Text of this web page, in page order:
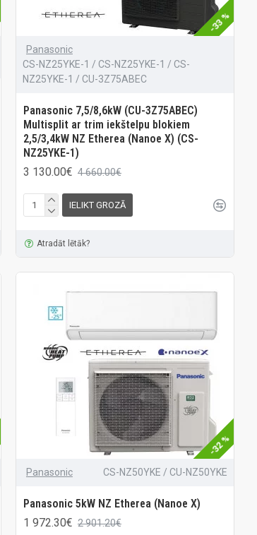
-33 %
Panasonic
CS-NZ25YKE-1 / CS-NZ25YKE-1 / CS-
NZ25YKE-1 / CU-3Z75ABEC
Panasonic 7,5/8,6kW (CU-3Z75ABEC)
Multisplit ar trim iekštelpu blokiem
2,5/3,4kW NZ Etherea (Nanoe X) (CS-
NZ25YKE-1)
3 130.00€ 4 660.00€
IELIKT GROZĀ
Atradāt lētāk?
-32 %
Panasonic CS-NZ50YKE / CU-NZ50YKE
Panasonic 5kW NZ Etherea (Nanoe X)
1 972.30€ 2 901.20€